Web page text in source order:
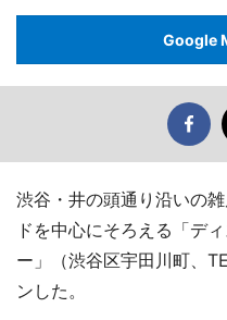
Google
渋谷・井の頭通り沿いの
ドを中心にそろえる「デ
ー」（渋谷区宇田川町、
ンした。